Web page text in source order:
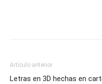
Artículo anterior
Letras en 3D hechas en